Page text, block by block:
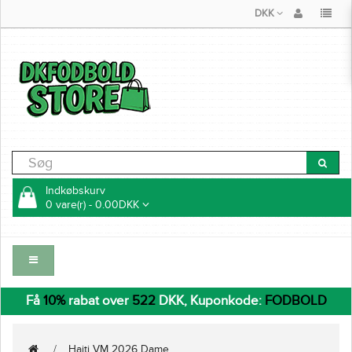
DKK
Indkøbskurv
0 vare(r) - 0.00DKK
Få 10%rabat over 522DKK, Kuponkode: FODBOLD
Haiti VM 2026 Dame